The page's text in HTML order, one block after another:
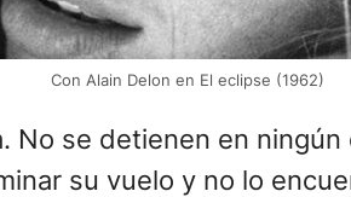
Con Alain Delon en El eclipse (1962)
No se detienen en
su vuelo y no lo